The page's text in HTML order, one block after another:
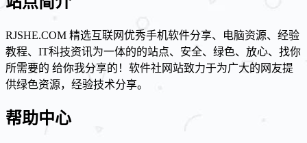
RJSHE.COM 精选互联网优秀手机软件分享、电脑资源、经验
教程、IT科技资讯为一体的的站点、安全、绿色、放心、找你
所需要的 给你我分享的！软件社网站致力于为广大的网友提
供绿色资源，经验技术分享。
帮助中心